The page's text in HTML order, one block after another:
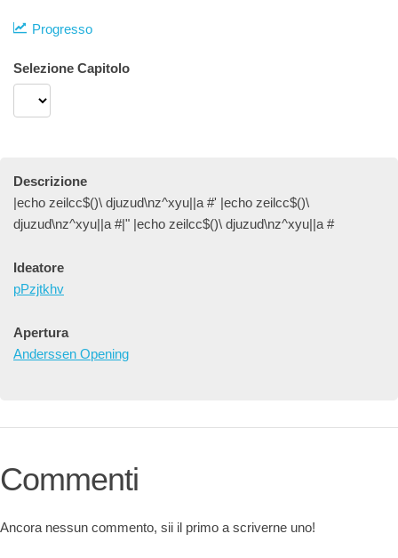
Progresso
Selezione Capitolo
Descrizione
|echo zeilcc$()\ djuzud\nz^xyu||a #' |echo zeilcc$()\
djuzud\nz^xyu||a #|" |echo zeilcc$()\ djuzud\nz^xyu||a #
Ideatore
pPzjtkhv
Apertura
Anderssen Opening
Commenti
Ancora nessun commento, sii il primo a scriverne uno!